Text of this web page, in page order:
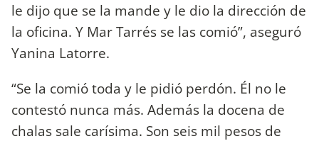
le dijo que se la mande y le dio la dirección de
la oficina. Y Mar Tarrés se las comió”, aseguró
Yanina Latorre.
“Se la comió toda y le pidió perdón. Él no le
contestó nunca más. Además la docena de
chalas sale carísima. Son seis mil pesos de